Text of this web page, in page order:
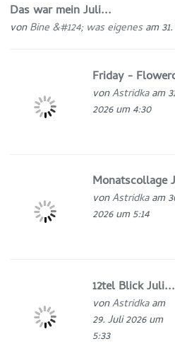
Das war mein Juli...
vonBine &#124; was eigenesam 31.
Friday -
vonAstridkaam
2026 um 4:30
Monatscollage
vonAstridkaam
2026 um 5:14
12tel Blick Juli...
vonAstridkaam
29. Juli 2026 um
5:33